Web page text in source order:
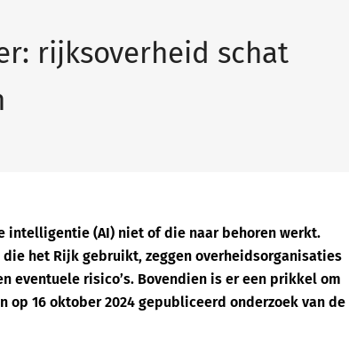
rijksoverheid schat
intelligentie (AI) niet of die naar behoren werkt.
het Rijk gebruikt, zeggen overheidsorganisaties
eventuele risico’s. Bovendien is er een prikkel om
16 oktober 2024 gepubliceerd onderzoek van de